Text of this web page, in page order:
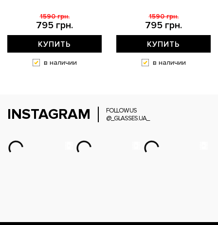
795 грн.
1590 грн.
КУПИТЬ
в наличии
795 грн.
1590 грн.
КУПИТЬ
в наличии
INSTAGRAM
FOLLOW US
@_GLASSES.UA_